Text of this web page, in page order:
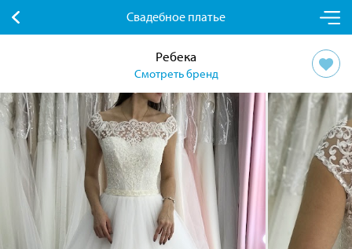
Свадебное платье
Ребека
Смотреть бренд